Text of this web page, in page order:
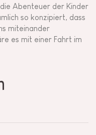
Abenteuer der Kinder
so konzipiert, dass
miteinander
es mit einer Fahrt im